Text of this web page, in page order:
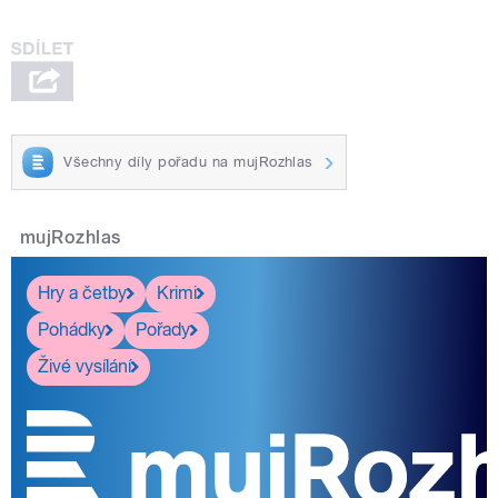
Všechny díly pořadu na mujRozhlas
mujRozhlas
Hry a četby
Krimi
Pohádky
Pořady
Živé vysílání